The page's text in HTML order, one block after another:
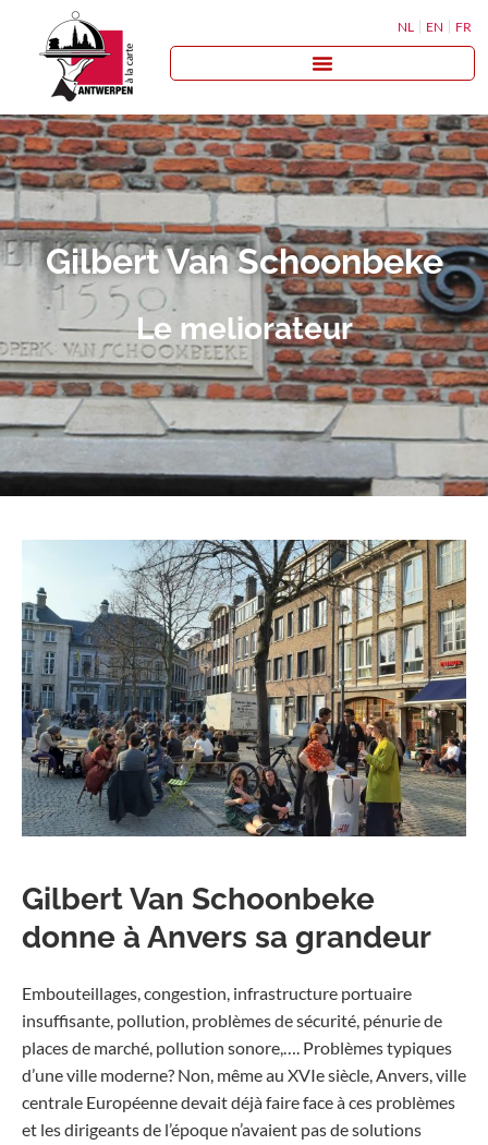
NL EN FR
Gilbert Van Schoonbeke
Le meliorateur
Gilbert Van Schoonbeke
donne à Anvers sa grandeur
Embouteillages, congestion, infrastructure portuaire
insuffisante, pollution, problèmes de sécurité, pénurie de
places de marché, pollution sonore,…. Problèmes typiques
d’une ville moderne? Non, même au XVIe siècle, Anvers, ville
centrale Européenne devait déjà faire face à ces problèmes
et les dirigeants de l’époque n’avaient pas de solutions